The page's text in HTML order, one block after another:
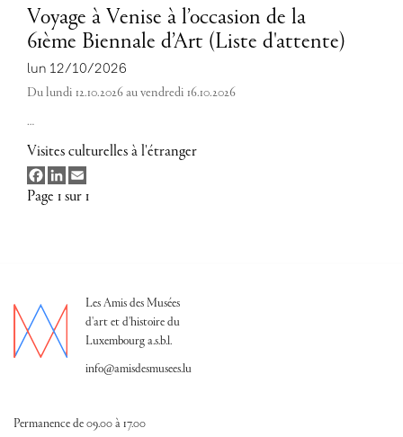
Voyage à Venise à l’occasion de la
61ème Biennale d’Art (Liste d'attente)
lun 12/10/2026
Du lundi 12.10.2026 au vendredi 16.10.2026
…
Visites culturelles à l'étranger
FacebookLinkedIn
Page 1 sur 1
Les Amis des Musées
d'art et d'histoire du
Luxembourg a.s.b.l.
info@amisdesmusees.lu
Permanence de 09.00 à 17.00